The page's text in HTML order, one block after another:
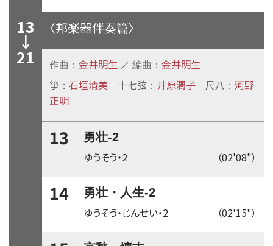
13
↓
21
〈邦楽器伴奏篇〉
作曲： 金井明生 ／ 編曲： 金井明生
箏 ： 石垣清美 十七弦 ： 井原潤子 尺八 ： 河野
正明
13 勇壮-2
（02'08"）
ゆうそう・2
14 勇壮・人生-2
（02'15"）
ゆうそう・じんせい・2